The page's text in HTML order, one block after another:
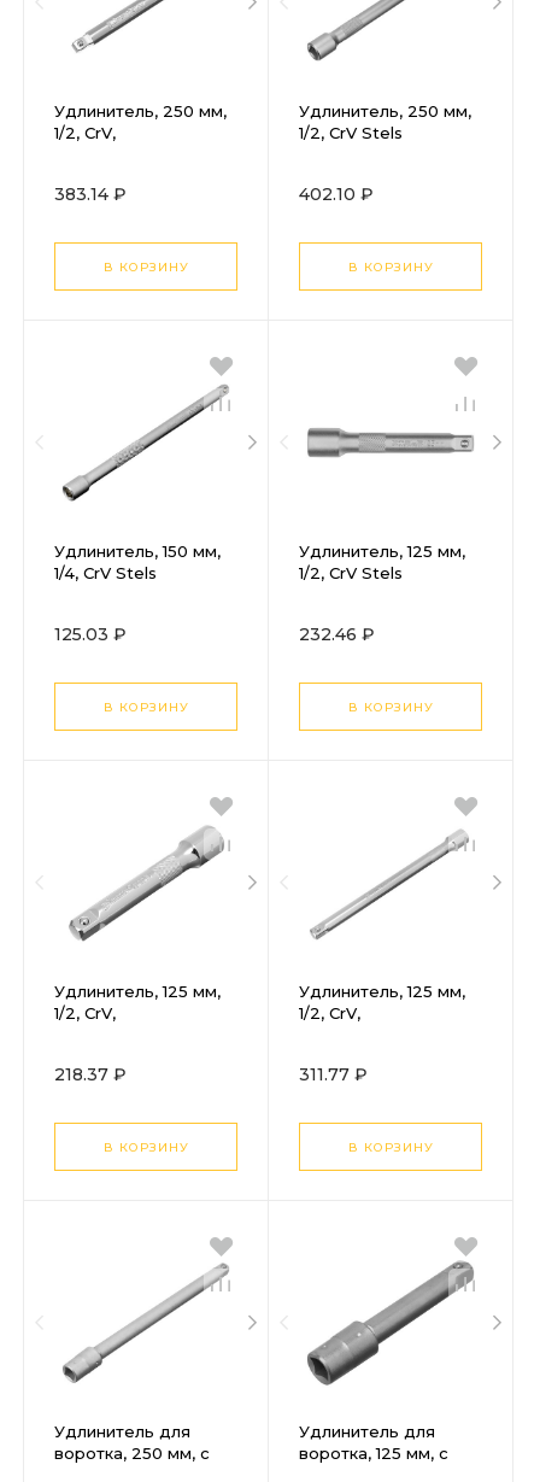
Удлинитель, 250 мм,
1/2, CrV,
383.14 ₽
В КОРЗИНУ
Удлинитель, 250 мм,
1/2, CrV Stels
402.10 ₽
В КОРЗИНУ
Удлинитель, 150 мм,
1/4, CrV Stels
125.03 ₽
В КОРЗИНУ
Удлинитель, 125 мм,
1/2, CrV Stels
232.46 ₽
В КОРЗИНУ
Удлинитель, 125 мм,
1/2, CrV,
218.37 ₽
В КОРЗИНУ
Удлинитель, 125 мм,
1/2, CrV,
труднодоступных
311.77 ₽
В КОРЗИНУ
Удлинитель для
воротка, 250 мм, с
Удлинитель для
воротка, 125 мм, с